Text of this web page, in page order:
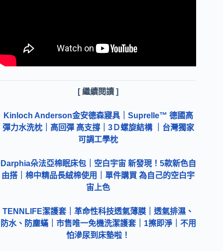
[ 繼續閱讀 ]
Kinloch Anderson金安德森寢具｜Suprelle™ 德國高
彈力水洗枕｜高回彈 高支撐｜3Ｄ螺旋結構 ｜台灣獨家
可調工學枕
Darphia朵法亞棉眠床包｜空白宇宙 新發現！5款新色自
由搭｜棉中精品長絨棉使用｜單件購買 為自己的空白宇
宙上色
TENNLIFE潔護套｜革命性科技透氣薄膜｜透氣排濕、
防水、防塵蟎｜市售唯一免機洗潔護套｜1擦即淨｜不用
怕滲尿到床墊啦！